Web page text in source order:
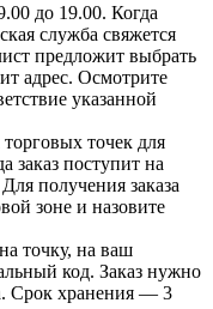
до 19.00. Когда
служба свяжется
предложит выбрать
адрес. Осмотрите
указанной
точек для
заказ поступит на
получения заказа
зоне и назовите
точку, на ваш
код. Заказ нужно
Срок хранения — 3